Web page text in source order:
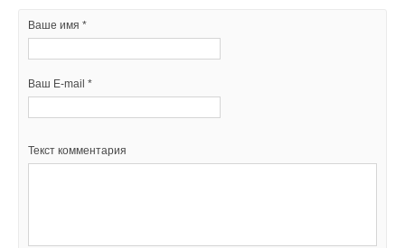
Ваше имя *
Ваш E-mail *
Текст комментария